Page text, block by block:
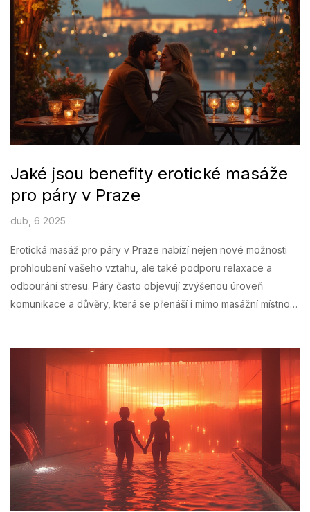
Jaké jsou benefity erotické masáže
pro páry v Praze
dub, 6 2025
Erotická masáž pro páry v Praze nabízí nejen nové možnosti
prohloubení vašeho vztahu, ale také podporu relaxace a
odbourání stresu. Páry často objevují zvýšenou úroveň
komunikace a důvěry, která se přenáší i mimo masážní místnost.
profesionálních salonů, které zajišťují vysokou úroveň služeb v
diskrétním prostředí.